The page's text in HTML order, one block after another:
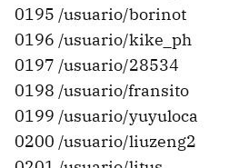
0195 /usuario/borinot
0196 /usuario/kike_ph
0197 /usuario/28534
0198 /usuario/fransito
0199 /usuario/yuyuloca
0200 /usuario/liuzeng2